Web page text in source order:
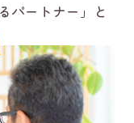
パートナー」と